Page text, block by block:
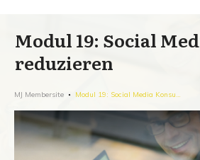
Modul 19: Social
reduzieren
MJ Membersite Modul 19: Social Media Konsum reduzieren